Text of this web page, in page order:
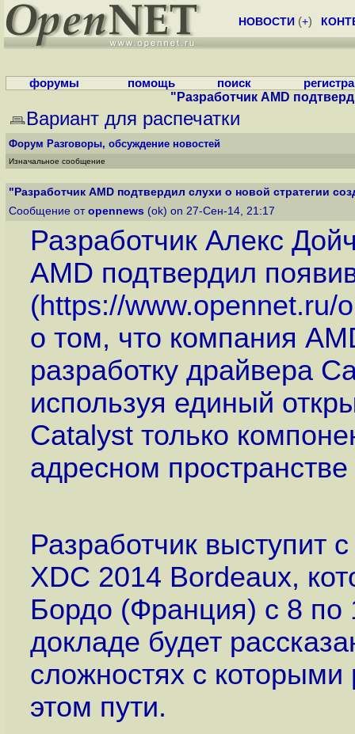
НОВОСТИ (+)
форумы помощь поиск
"Разработчик AMD
Вариант для распечатки
Форум Разговоры, обсуждение новостей
Изначальное сообщение
"Разработчик AMD подтвердил слухи о новой стратегии
Сообщение от opennews (ok) on 27-Сен-14, 21:17
Разработчик Алекс
AMD подтвердил
(https://www.opennet.ru/
о том, что компания
разработку драйвера
используя единый
Catalyst только
адресном
Разработчик выступит
XDC 2014 Bordeaux,
Бордо (Франция) с 8 по
докладе будет
сложностях с которыми
этом пути.